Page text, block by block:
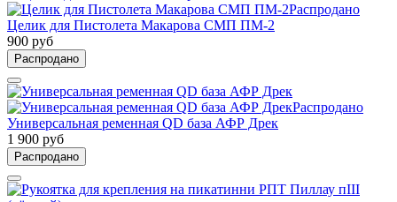
Распродано
Целик для Пистолета Макарова СМП ПМ-2
900 руб
Распродано
Распродано
Универсальная ременная QD база АФР Дрек
1 900 руб
Распродано